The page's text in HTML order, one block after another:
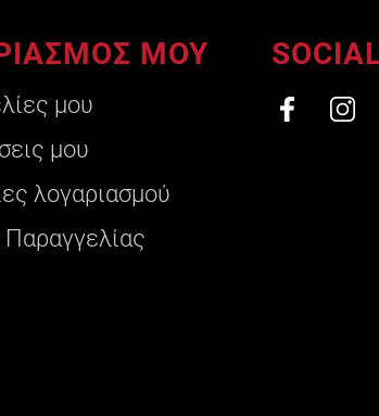
ΜΟΥ
μου
μου
λογαριασμού